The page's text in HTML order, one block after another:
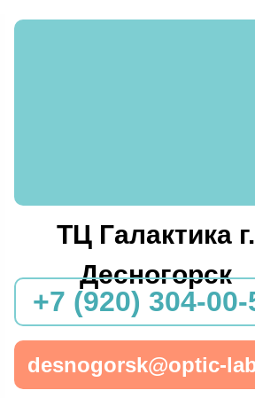
ТЦ Галактика г.
Десногорск
+7 (920) 304-00-
desnogorsk@optic-